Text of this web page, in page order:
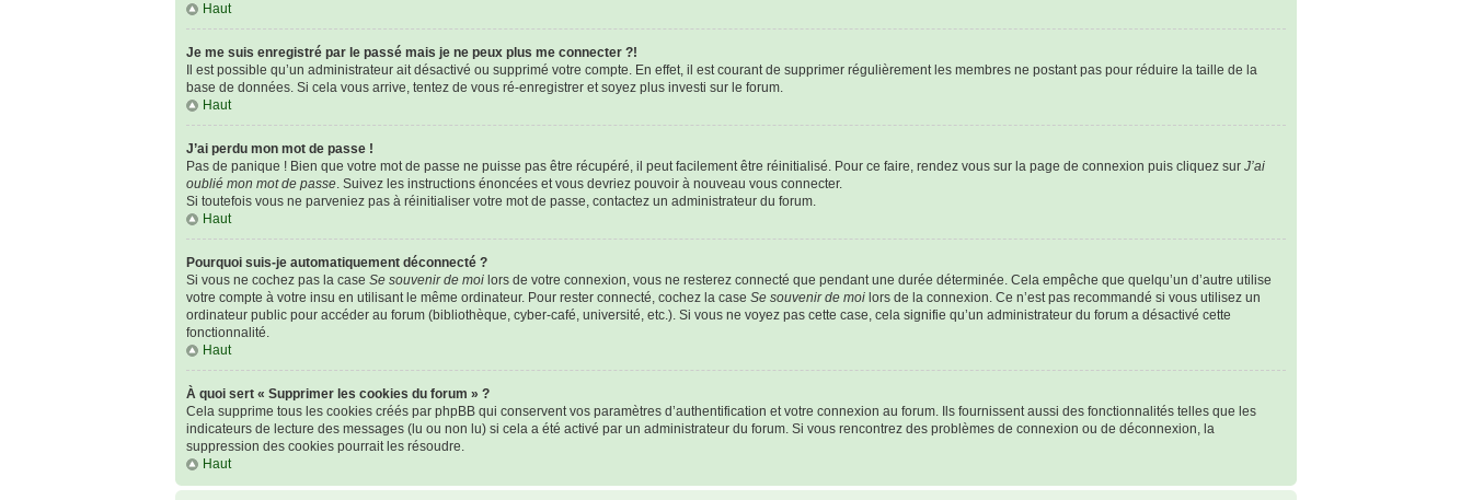
Haut
Je me suis enregistré par le passé mais je ne peux plus me connecter ?!
Il est possible qu’un administrateur ait désactivé ou supprimé votre compte. En effet, il est courant de supprimer régulièrement les membres ne postant pas pour réduire la taille de la
base de données. Si cela vous arrive, tentez de vous ré-enregistrer et soyez plus investi sur le forum.
Haut
J’ai perdu mon mot de passe !
Pas de panique ! Bien que votre mot de passe ne puisse pas être récupéré, il peut facilement être réinitialisé. Pour ce faire, rendez vous sur la page de connexion puis cliquez sur J’ai
oublié mon mot de passe. Suivez les instructions énoncées et vous devriez pouvoir à nouveau vous connecter.
Si toutefois vous ne parveniez pas à réinitialiser votre mot de passe, contactez un administrateur du forum.
Haut
Pourquoi suis-je automatiquement déconnecté ?
Si vous ne cochez pas la case Se souvenir de moi lors de votre connexion, vous ne resterez connecté que pendant une durée déterminée. Cela empêche que quelqu’un d’autre utilise
votre compte à votre insu en utilisant le même ordinateur. Pour rester connecté, cochez la case Se souvenir de moi lors de la connexion. Ce n’est pas recommandé si vous utilisez un
ordinateur public pour accéder au forum (bibliothèque, cyber-café, université, etc.). Si vous ne voyez pas cette case, cela signifie qu’un administrateur du forum a désactivé cette
fonctionnalité.
Haut
À quoi sert « Supprimer les cookies du forum » ?
Cela supprime tous les cookies créés par phpBB qui conservent vos paramètres d’authentification et votre connexion au forum. Ils fournissent aussi des fonctionnalités telles que les
indicateurs de lecture des messages (lu ou non lu) si cela a été activé par un administrateur du forum. Si vous rencontrez des problèmes de connexion ou de déconnexion, la
suppression des cookies pourrait les résoudre.
Haut